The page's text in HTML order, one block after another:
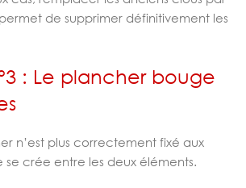
de supprimer définitivement les
: Le plancher bouge
n’est plus correctement fixé aux
se crée entre les deux éléments.